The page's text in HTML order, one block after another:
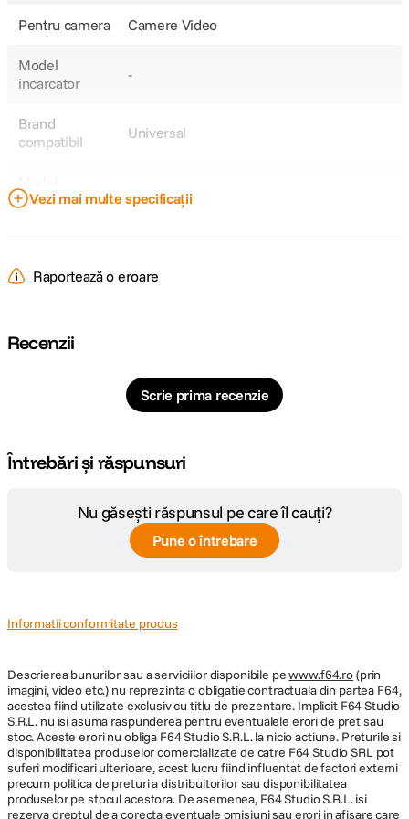
Pentru camera Camere Video
Model
incarcator
-
Brand
compatibil
Universal
Acumulator
Model
Cod producator
Vezi mai multe specificații
Raportează o eroare
Recenzii
Scrie prima recenzie
Întrebări și răspunsuri
Nu găsești răspunsul pe care îl cauți?
Pune o întrebare
Informatii conformitate produs
Descrierea bunurilor sau a serviciilor disponibile pewww.f64.ro(prin
imagini, video etc.) nu reprezinta o obligatie contractuala din partea F64,
acestea fiind utilizate exclusiv cu titlu de prezentare. Implicit F64 Studio
S.R.L. nu isi asuma raspunderea pentru eventualele erori de pret sau
stoc. Aceste erori nu obliga F64 Studio S.R.L. la nicio actiune. Preturile si
disponibilitatea produselor comercializate de catre F64 Studio SRL pot
suferi modificari ulterioare, acest lucru fiind influentat de factori externi
precum politica de preturi a distribuitorilor sau disponibilitatea
produselor pe stocul acestora. De asemenea, F64 Studio S.R.L. isi
rezerva dreptul de a corecta eventuale omisiuni sau erori in afisare care